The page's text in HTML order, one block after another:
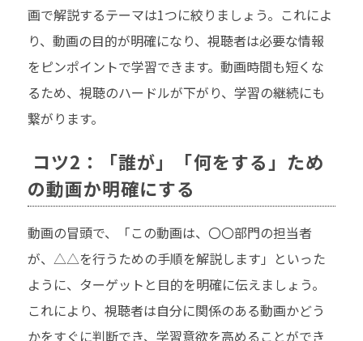
画で解説するテーマは1つに絞りましょう。これによ
り、動画の目的が明確になり、視聴者は必要な情報
をピンポイントで学習できます。動画時間も短くな
るため、視聴のハードルが下がり、学習の継続にも
繋がります。
コツ2：「誰が」「何をする」ため
の動画か明確にする
動画の冒頭で、「この動画は、〇〇部門の担当者
が、△△を行うための手順を解説します」といった
ように、ターゲットと目的を明確に伝えましょう。
これにより、視聴者は自分に関係のある動画かどう
かをすぐに判断でき、学習意欲を高めることができ